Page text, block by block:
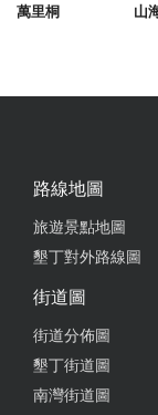
強。安靜
簡單，但
選。
萬里桐 山
路線地圖
旅遊景點地圖
墾丁對外路線圖
街道圖
街道分佈圖
墾丁街道圖
南灣街道圖